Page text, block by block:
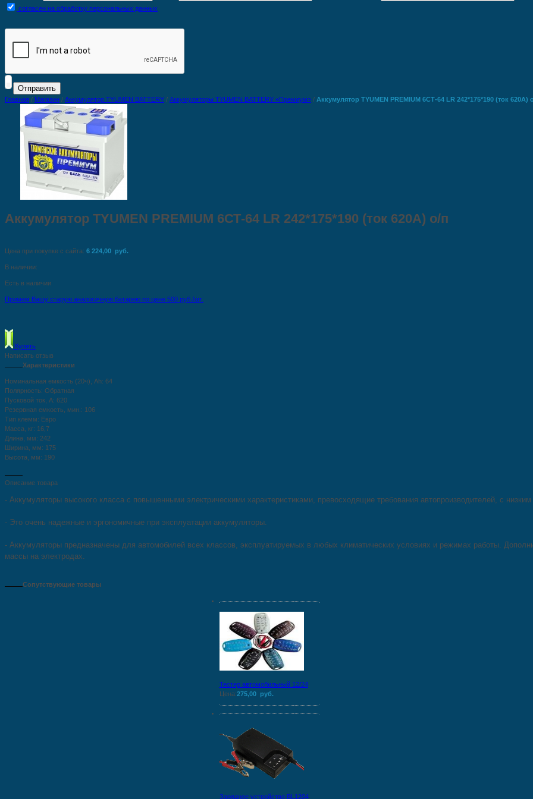
согласен на обработку персональных данных
Главная / Магазин / Аккумулятор TYUMEN BATTERY / Аккумуляторы TYUMEN BATTERY «Премиум» / Аккумулятор TYUMEN PREMIUM 6СТ-64 LR 242*175*190 (ток 620А)
Аккумулятор TYUMEN PREMIUM 6СТ-64 LR 242*175*190 (ток 620А) о/п
Цена при покупке с сайта: 6 224,00 руб.
В наличии:
Есть в наличии
Примем Вашу старую аналогичную батарею по цене 500 руб./шт.
Купить
Написать отзыв
Характеристики
Номинальная емкость (20ч), Ah: 64
Полярность: Обратная
Пусковой ток, А: 620
Резервная емкость, мин.: 106
Тип клемм: Евро
Масса, кг: 16,7
Длина, мм: 242
Ширина, мм: 175
Высота, мм: 190
Описание товара
- Аккумуляторы высокого класса с повышенными электрическими характеристиками, превосходящие требования автопроизводителей, с
- Это очень надежные и эргономичные при эксплуатации аккумуляторы.
- Аккумуляторы предназначены для автомобилей всех классов, эксплуатируемых в любых климатических условиях и режимах работы.
массы на электродах.
Сопутствующие товары
Тестер автомобильный 12/24
Цена:275,00 руб.
Зарядное устройство BL1204